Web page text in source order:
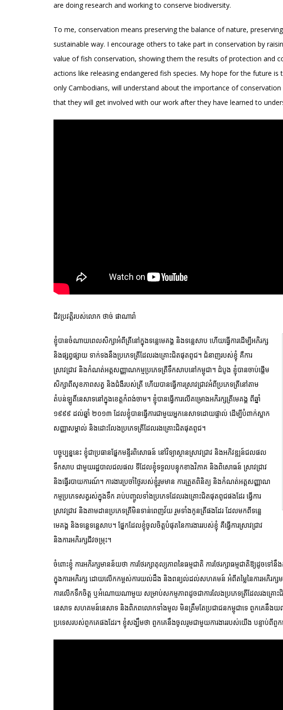
are doing research and working to conserve biodiversity.
To me, conservation means preserving the balance of nature,
sustainable way. I encourage others to take part in conservation by
value of fish conservation, showing them the results of protection and
actions like releasing endangered fish species. My hope for the future
only Cambodians, will understand about the importance of
that they will get involved with our work after they have learned to
ជីវប្រវត្តិរបស់លោក ថាច់ ផាណារ៉ា
ខ្ញុំបានចំណាយពេលសិក្សាអំពីត្រីនៅក្នុងទន្លេមេគង្គ និងទន្លេសាប ហើយធ្វើការដើម្បីអភិរក្ស
និងផ្សព្វផ្សាយ ទាក់ទងនឹងប្រភេទត្រីដែលរងគ្រោះជិតផុតពូជ។ ជំនាញរបស់ខ្ញុំ គឺការ
ស្រាវជ្រាវ និងកំណត់អត្តសញ្ញាណកម្មប្រភេទត្រីទឹកសាបនៅកម្ពុជា។ ដំបូង ខ្ញុំបានចាប់ផ្តើម
សិក្សាពីសុខភាពសត្វ និងជំងឺរបស់ត្រី ហើយបានធ្វើការស្រាវជ្រាវអំពីប្រភេទត្រីនៅតាម
តំបន់ឡូតិ៍នេសាទនៅក្នុងខេត្តកំពង់ចាម។ ខ្ញុំបានធ្វើការលើគម្រោងអភិរក្សត្រីមេគង្គ ពីឆ្នាំ
១៩៩៩ ដល់ឆ្នាំ ២០១៣ ដែលខ្ញុំបានធ្វើការជាមួយអ្នកនេសាទដោយផ្ទាល់ ដើម្បីបំពាក់ស្លាក
សញ្ញាសម្គាល់ និងដោះលែងប្រភេទត្រីដែលរងគ្រោះជិតផុតពូជ។
បច្ចុប្បន្ននេះ ខ្ញុំជាប្រធានផ្នែកមន្ទីរពិសោធន៍ នៅវិទ្យាស្ថានស្រាវជ្រាវ និងអភិវឌ្ឍន៍ជលផល
ទឹកសាប ជាមួយរដ្ឋបាលជលផល ទីដែលខ្ញុំទទួលបន្ទុកខាងវិភាគ និងពិសោធន៍ ស្រាវជ្រាវ
និងធ្វើរបាយការណ៍។ ការងារប្រចាំថ្ងៃរបស់ខ្ញុំរួមមាន ការត្រួតពិនិត្យ និងកំណត់អត្តសញ្ញាណ
កម្មប្រភេទសត្វរស់ក្នុងទឹក រាប់បញ្ចូលទាំងប្រភេទ​ដែលរងគ្រោះជិតផុតពូជផងដែរ​ ធ្វើការ
ស្រាវជ្រាវ និងតាមដានប្រភេទត្រីមិនទាន់ពេញវ័យ រួមទាំងកូនត្រីផងដែរ ដែលមកពីទន្លេ
មេគង្គ និងទន្លេទន្លេសាប។ ផ្នែកដែលខ្ញុំចូលចិត្តបំផុតនៃការងាររបស់ខ្ញុំ គឺធ្វើការស្រាវជ្រាវ
និងការអភិរក្សជីវចម្រុះ។
ចំពោះខ្ញុំ ការអភិរក្សមានន័យថា ការថែរក្សាតុល្យភាពនៃធម្មជាតិ ការថែរក្សាធម្មជាតិឱ្យដូចទ
ក្នុងការអភិរក្ស ដោយលើកកម្ពស់ការយល់ដឹង និងពន្យល់ដល់សហគមន៍ អំពីតម្លៃនៃការអភិរក្សមច្
ការលើកទឹកចិត្ត ឬអំណោយណាមួយ សម្រាប់សកម្មភាពដូចជាការលែងប្រភេទត្រីដែលរងគ្រោះ
នេសាទ សហគមន៍នេសាទ និងពិភពលោកទាំងមូល មិនត្រឹមតែប្រជាជនកម្ពុជាទេ ពួកគេនឹង
ប្រទេសរបស់ពួកគេផងដែរ។ ខ្ញុំសង្ឃឹមថា ពួកគេនឹងចូលរួមជាមួយការងាររបស់យើង បន្ទាប់ពីពួ